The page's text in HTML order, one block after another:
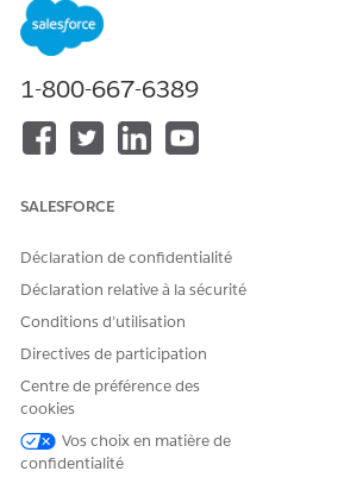
Add Participant Related Lists to Page
the page layouts for the objects and
Add the Sharing Button to Page
Use the Sharing button on page
in Salesforce Classic.
CET ARTICLE A-T-IL RÉSOLU
Dites-nous ce que nous
Oui
1-800-667-6389
SALESFORCE
Déclaration de confidentialité
Déclaration relative à la sécurité
Conditions d’utilisation
Directives de participation
Centre de préférence des
cookies
Vos choix en matière de
confidentialité